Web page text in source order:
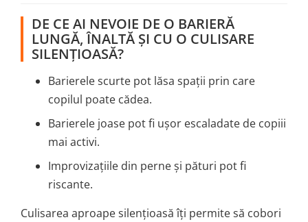
DE CE AI NEVOIE DE O BARIERĂ
LUNGĂ, ÎNALTĂ ȘI CU O CULISARE
SILENȚIOASĂ?
Barierele scurte pot lăsa spații prin care
copilul poate cădea.
Barierele joase pot fi ușor escaladate de copiii
mai activi.
Improvizațiile din perne și pături pot fi
riscante.
Culisarea aproape silențioasă îți permite să cobori